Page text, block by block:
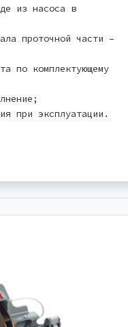
из насоса в
проточной части –
по комплектующему
при эксплуатации.